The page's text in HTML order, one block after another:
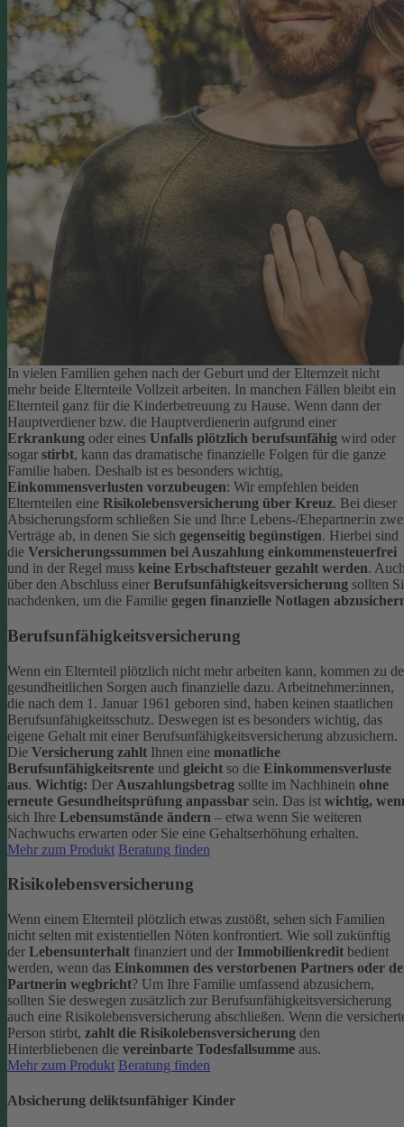
In vielen Familien gehen nach der Geburt und der Elternzeit nicht
mehr beide Elternteile Vollzeit arbeiten. In manchen Fällen bleibt ein
Elternteil ganz für die Kinderbetreuung zu Hause. Wenn dann der
Hauptverdiener bzw. die Hauptverdienerin aufgrund einer
Erkrankung oder eines Unfalls plötzlich berufsunfähig wird oder
sogar stirbt, kann das dramatische finanzielle Folgen für die ganze
Familie haben. Deshalb ist es besonders wichtig,
Einkommensverlusten vorzubeugen: Wir empfehlen beiden
Elternteilen eine Risikolebensversicherung über Kreuz. Bei dieser
Absicherungsform schließen Sie und Ihr:e Lebens-/Ehepartner:in
Verträge ab, in denen Sie sich gegenseitig begünstigen. Hierbei sind
die Versicherungssummen bei Auszahlung einkommensteuerfrei
und in der Regel muss keine Erbschaftsteuer gezahlt werden.
über den Abschluss einer Berufsunfähigkeitsversicherung sollten
nachdenken, um die Familie gegen finanzielle Notlagen
Berufsunfähigkeitsversicherung
Wenn ein Elternteil plötzlich nicht mehr arbeiten kann, kommen zu
gesundheitlichen Sorgen auch finanzielle dazu. Arbeitnehmer:innen,
die nach dem 1. Januar 1961 geboren sind, haben keinen staatlichen
Berufsunfähigkeitsschutz. Deswegen ist es besonders wichtig, das
eigene Gehalt mit einer Berufsunfähigkeitsversicherung abzusichern.
Die Versicherung zahlt Ihnen eine monatliche
Berufsunfähigkeitsrente und gleicht so die Einkommensverluste
aus. Wichtig: Der Auszahlungsbetrag sollte im Nachhinein ohne
erneute Gesundheitsprüfung anpassbar sein. Das ist wichtig,
sich Ihre Lebensumstände ändern – etwa wenn Sie weiteren
Nachwuchs erwarten oder Sie eine Gehaltserhöhung erhalten.
Mehr zum Produkt Beratung finden
Risikolebensversicherung
Wenn einem Elternteil plötzlich etwas zustößt, sehen sich Familien
nicht selten mit existentiellen Nöten konfrontiert. Wie soll zukünftig
der Lebensunterhalt finanziert und der Immobilienkredit bedient
werden, wenn das Einkommen des verstorbenen Partners oder
Partnerin wegbricht? Um Ihre Familie umfassend abzusichern,
sollten Sie deswegen zusätzlich zur Berufsunfähigkeitsversicherung
auch eine Risikolebensversicherung abschließen. Wenn die
Person stirbt, zahlt die Risikolebensversicherung den
Hinterbliebenen die vereinbarte Todesfallsumme aus.
Mehr zum Produkt Beratung finden
Absicherung deliktsunfähiger Kinder